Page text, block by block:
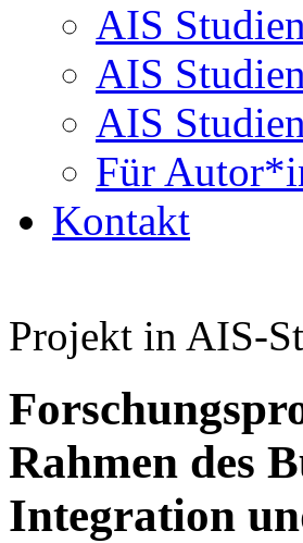
AIS
AIS
AIS
Für
Kontakt
Projekt in AIS-
Rahmen des
Integration